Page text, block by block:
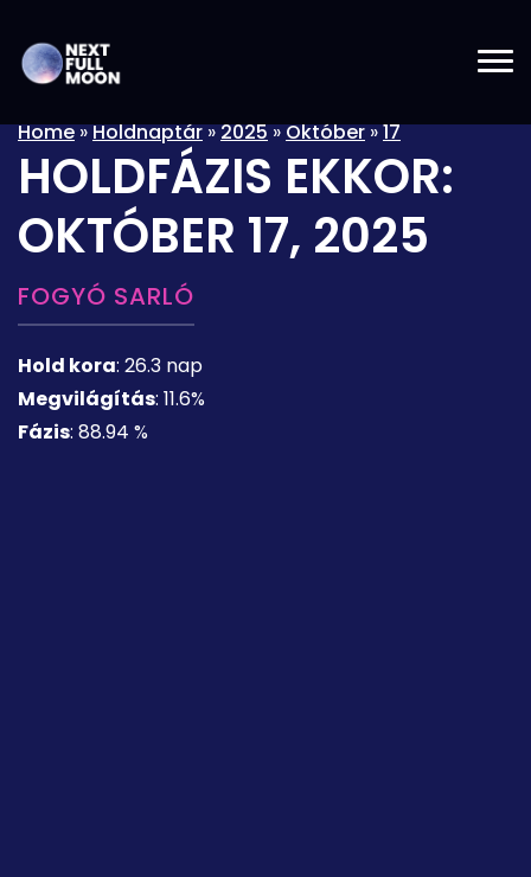
Home»Holdnaptár»2025»Október»17
HOLDFÁZIS EKKOR:
OKTÓBER 17, 2025
FOGYÓ SARLÓ
Hold kora: 26.3 nap
Megvilágítás: 11.6%
Fázis: 88.94 %